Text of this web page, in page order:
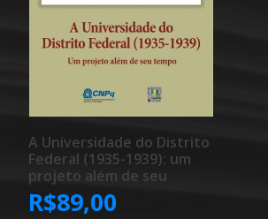
A Universidade do Distrito
Federal (1935-1939): um
projeto além de seu
tempo
R$89,00